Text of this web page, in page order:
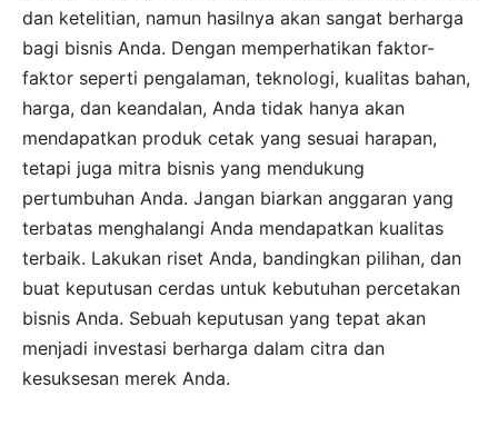
dan ketelitian, namun hasilnya akan sangat berharga
bagi bisnis Anda. Dengan memperhatikan faktor-
faktor seperti pengalaman, teknologi, kualitas bahan,
harga, dan keandalan, Anda tidak hanya akan
mendapatkan produk cetak yang sesuai harapan,
tetapi juga mitra bisnis yang mendukung
pertumbuhan Anda. Jangan biarkan anggaran yang
terbatas menghalangi Anda mendapatkan kualitas
terbaik. Lakukan riset Anda, bandingkan pilihan, dan
buat keputusan cerdas untuk kebutuhan percetakan
bisnis Anda. Sebuah keputusan yang tepat akan
menjadi investasi berharga dalam citra dan
kesuksesan merek Anda.